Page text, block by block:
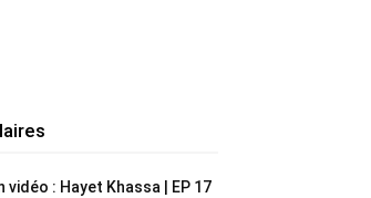
vidéo : Hayet Khassa | EP 17